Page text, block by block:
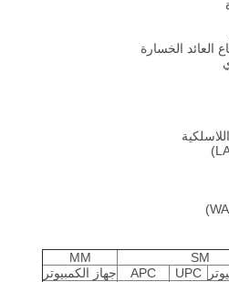
العائد الخسارة
SM
MM
UPC
APC
جهاز الكمبيوتر